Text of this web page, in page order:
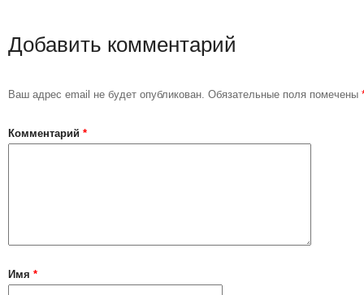
Добавить комментарий
Ваш адрес email не будет опубликован. Обязательные поля помечены
Комментарий *
Имя *